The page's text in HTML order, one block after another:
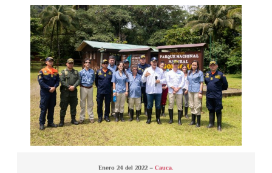
Enero 24 del 2022 – Cauca.